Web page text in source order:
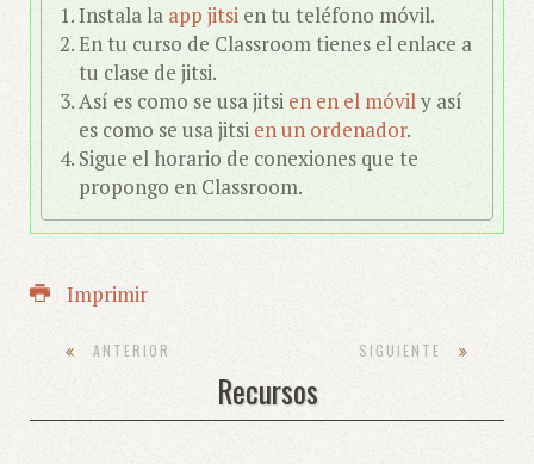
Instala la app jitsi en tu teléfono móvil.
En tu curso de Classroom tienes el enlace a
tu clase de jitsi.
Así es como se usa jitsi en en el móvily así
es como se usa jitsi en un ordenador.
Sigue el horario de conexiones que te
propongo en Classroom.
Imprimir
ANTERIOR SIGUIENTE
Recursos